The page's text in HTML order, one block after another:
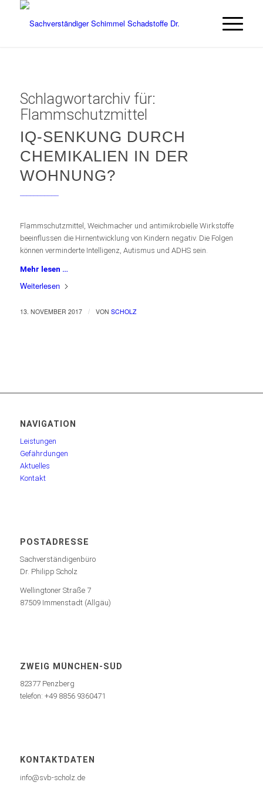
Schlagwortarchiv für:
Flammschutzmittel
IQ-SENKUNG DURCH
CHEMIKALIEN IN DER
WOHNUNG?
Flammschutzmittel, Weichmacher und antimikrobielle Wirkstoffe
beeinflussen die Hirnentwicklung von Kindern negativ. Die Folgen
können verminderte Intelligenz, Autismus und ADHS sein.
Mehr lesen …
Weiterlesen
13. NOVEMBER 2017 / VON SCHOLZ
NAVIGATION
Leistungen
Gefährdungen
Aktuelles
Kontakt
POSTADRESSE
Sachverständigenbüro
Dr. Philipp Scholz
Wellingtoner Straße 7
87509 Immenstadt (Allgäu)
ZWEIG MÜNCHEN-SÜD
82377 Penzberg
telefon: +49 8856 9360471
KONTAKTDATEN
info@svb-scholz.de